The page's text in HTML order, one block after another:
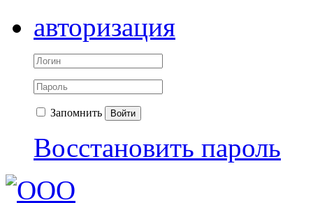
авторизация
Запомнить Войти
Восстановить пароль